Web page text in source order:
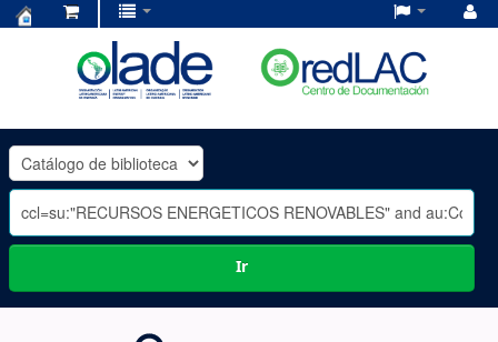
OLADE
-
Ir